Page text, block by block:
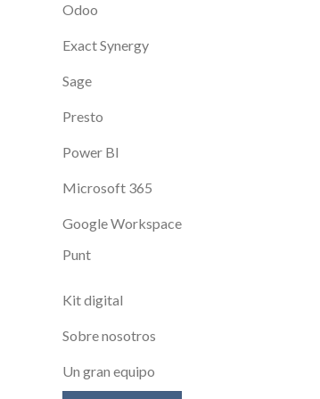
Odoo
Exact Synergy
Sage
Presto
Power BI
Microsoft 365
Google Workspace
Punt
Kit digital
Sobre nosotros
Un gran equipo